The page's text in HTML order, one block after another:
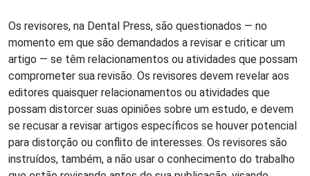
Os revisores, na Dental Press, são questionados — no
momento em que são demandados a revisar e criticar um
artigo — se têm relacionamentos ou atividades que possam
comprometer sua revisão. Os revisores devem revelar aos
editores quaisquer relacionamentos ou atividades que
possam distorcer suas opiniões sobre um estudo, e devem
se recusar a revisar artigos específicos se houver potencial
para distorção ou conflito de interesses. Os revisores são
instruídos, também, a não usar o conhecimento do trabalho